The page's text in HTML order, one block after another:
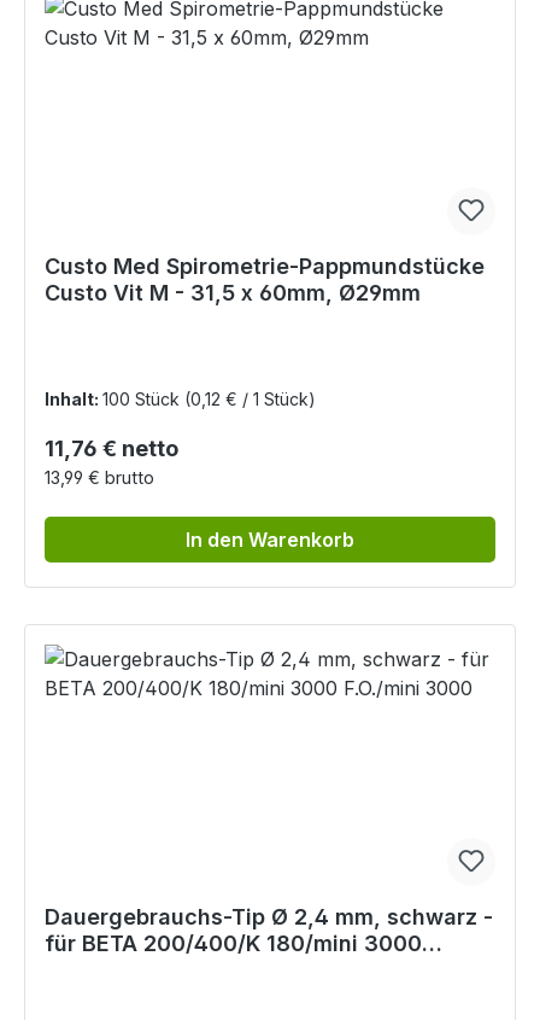
Custo Med Spirometrie-Pappmundstücke
Custo Vit M - 31,5 x 60mm, Ø29mm
Inhalt: 100 Stück (0,12 € / 1 Stück)
Regulärer Preis:
11,76 € netto
13,99 € brutto
In den Warenkorb
Dauergebrauchs-Tip Ø 2,4 mm, schwarz -
für BETA 200/400/K 180/mini 3000